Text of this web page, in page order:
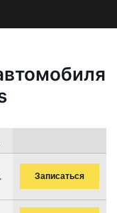
Записаться